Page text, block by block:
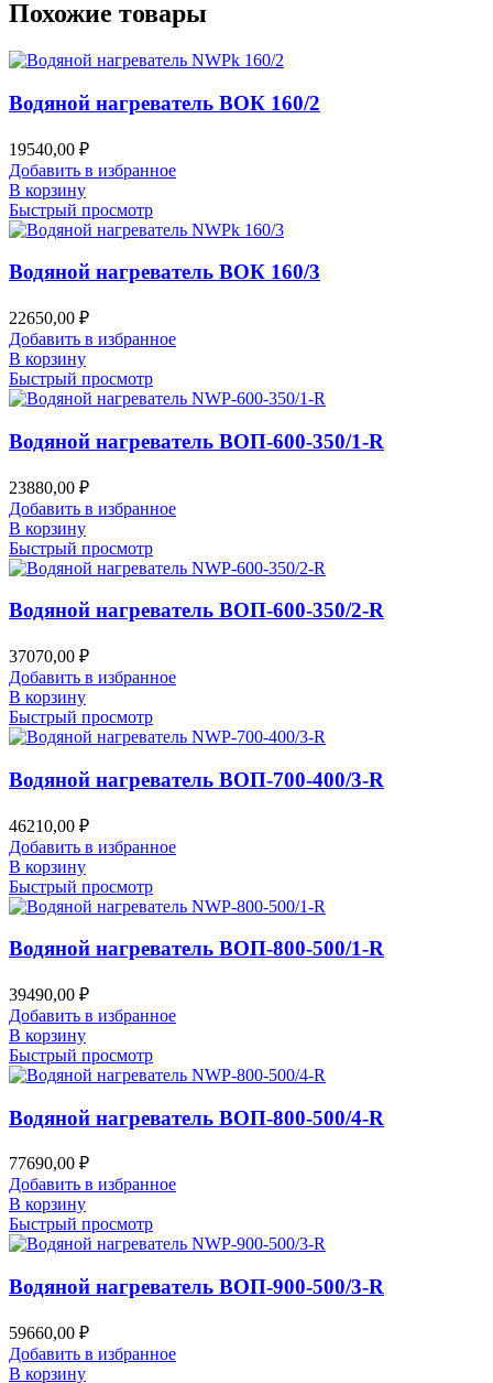
Похожие товары
Водяной нагреватель ВОК 160/2
19540,00 ₽
Добавить в избранное
В корзину
Быстрый просмотр
Водяной нагреватель ВОК 160/3
22650,00 ₽
Добавить в избранное
В корзину
Быстрый просмотр
Водяной нагреватель ВОП-600-350/1-R
23880,00 ₽
Добавить в избранное
В корзину
Быстрый просмотр
Водяной нагреватель ВОП-600-350/2-R
37070,00 ₽
Добавить в избранное
В корзину
Быстрый просмотр
Водяной нагреватель ВОП-700-400/3-R
46210,00 ₽
Добавить в избранное
В корзину
Быстрый просмотр
Водяной нагреватель ВОП-800-500/1-R
39490,00 ₽
Добавить в избранное
В корзину
Быстрый просмотр
Водяной нагреватель ВОП-800-500/4-R
77690,00 ₽
Добавить в избранное
В корзину
Быстрый просмотр
Водяной нагреватель ВОП-900-500/3-R
59660,00 ₽
Добавить в избранное
В корзину